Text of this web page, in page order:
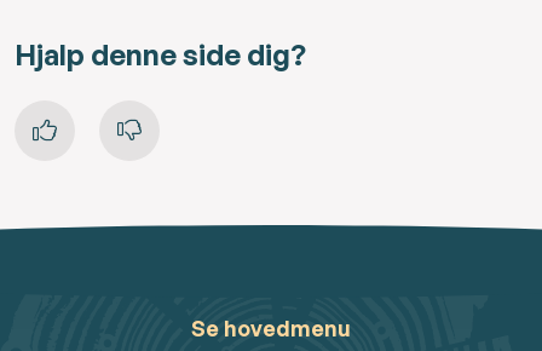
Hjalp denne side dig?
Se hovedmenu